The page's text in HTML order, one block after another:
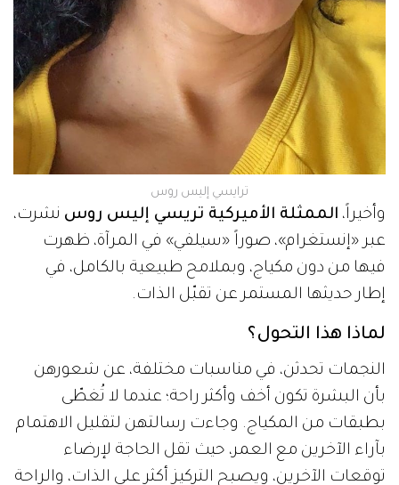
ترايسي إليس روس
وأخيراً، الممثلة الأميركية تريسي إليس روس نشرت،
عبر «إنستغرام»، صوراً «سيلفي» في المرآة، ظهرت
فيها من دون مكياج، وبملامح طبيعية بالكامل، في
إطار حديثها المستمر عن تقبّل الذات.
لماذا هذا التحول؟
النجمات تحدثن، في مناسبات مختلفة، عن شعورهن
بأن البشرة تكون أخف وأكثر راحة؛ عندما لا تُغطّى
بطبقات من المكياج. وجاءت رسالتهن لتقليل الاهتمام
بآراء الآخرين مع العمر، حيث تقل الحاجة لإرضاء
توقعات الآخرين، ويصبح التركيز أكثر على الذات، والراحة